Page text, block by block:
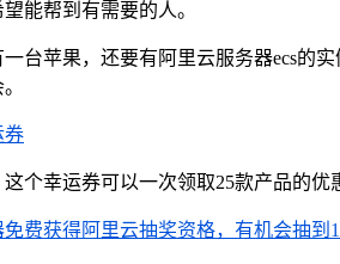
能帮到有需要的人。
台苹果，还要有阿里云服务器ecs的
券
个幸运券可以一次领取25款产品的优
费获得阿里云抽奖资格，有机会抽到